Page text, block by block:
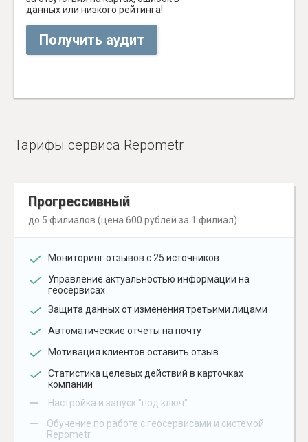
данных или низкого рейтинга!
Получить аудит
Тарифы сервиса Repometr
Прогрессивный
до 5 филиалов (цена 600 рублей за 1 филиал)
Мониторинг отзывов с 25 источников
Управление актуальностью информации на
геосервисах
Защита данных от изменения третьими лицами
Автоматические отчеты на почту
Мотивация клиентов оставить отзыв
Статистика целевых действий в карточках
компании
– Настройка и запуск "под ключ"
–
Обучение по работе с геосервисами и системой
Repometr